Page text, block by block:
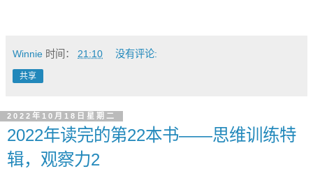
Winnie 时间： 21:10 没有评论:
共享
2022年10月18日星期二
2022年读完的第22本书——思维训练特
辑，观察力2